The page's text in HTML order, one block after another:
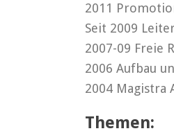
2011
Seit 2009
2007-09 Freie
2006 Aufbau
2004 Magistra
Themen: